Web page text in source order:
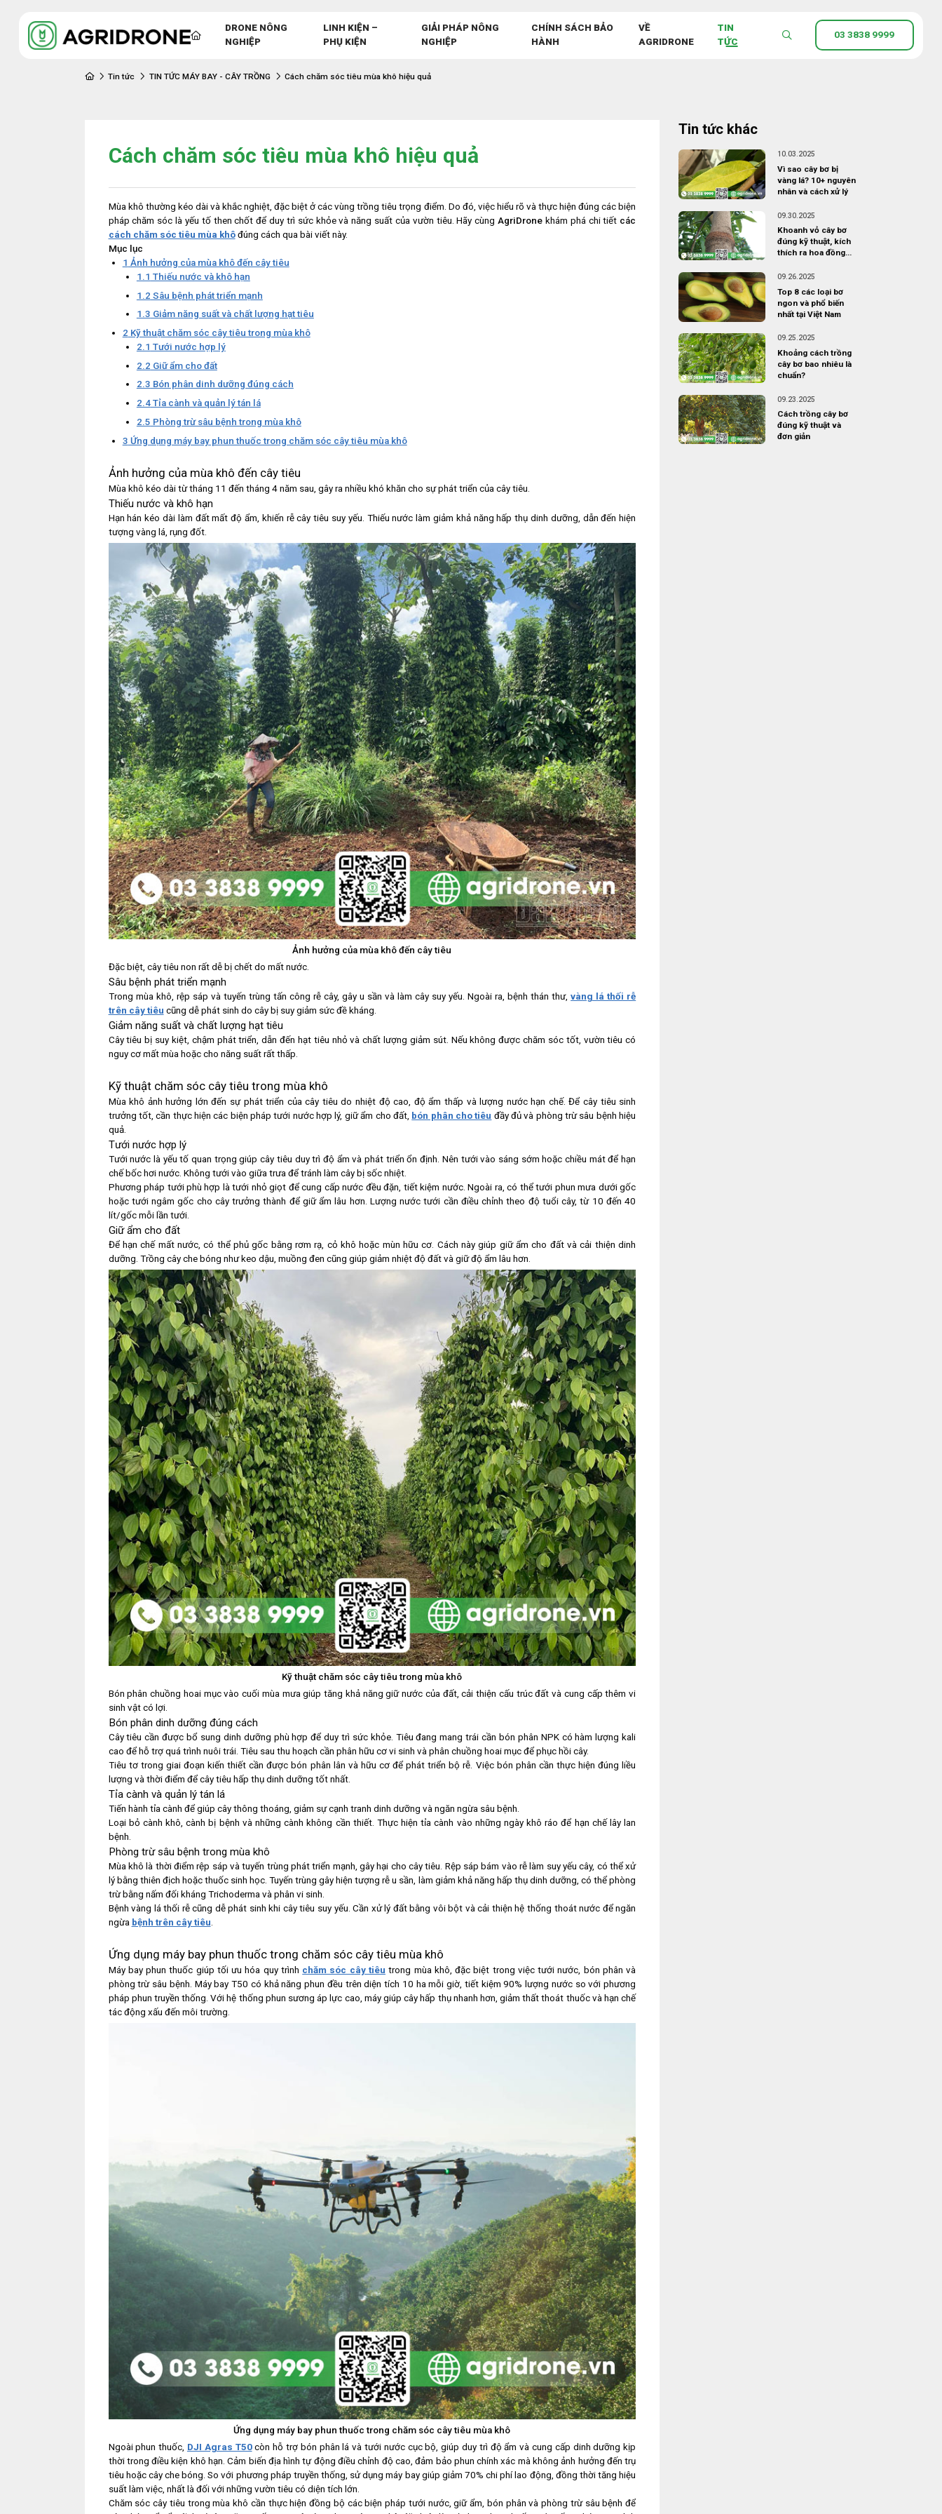
DRONE NÔNG
NGHIỆP
LINH KIỆN –
PHỤ KIỆN
GIẢI PHÁP NÔNG
NGHIỆP
CHÍNH SÁCH BẢO
HÀNH
VỀ
AGRIDRONE
TIN
TỨC
03 3838 9999
Tin tức TIN TỨC MÁY BAY - CÂY TRỒNG Cách chăm sóc tiêu mùa khô hiệu quả
Cách chăm sóc tiêu mùa khô hiệu quả
Mùa khô thường kéo dài và khắc nghiệt, đặc biệt ở các vùng trồng tiêu trọng điểm. Do đó, việc hiểu rõ và thực hiện đúng các biện
pháp chăm sóc là yếu tố then chốt để duy trì sức khỏe và năng suất của vườn tiêu. Hãy cùng AgriDrone khám phá chi tiết các
cách chăm sóc tiêu mùa khô đúng cách qua bài viết này.
Mục lục
1 Ảnh hưởng của mùa khô đến cây tiêu
1.1 Thiếu nước và khô hạn
1.2 Sâu bệnh phát triển mạnh
1.3 Giảm năng suất và chất lượng hạt tiêu
2 Kỹ thuật chăm sóc cây tiêu trong mùa khô
2.1 Tưới nước hợp lý
2.2 Giữ ẩm cho đất
2.3 Bón phân dinh dưỡng đúng cách
2.4Tỉa cành và quản lý tán lá
2.5 Phòng trừ sâu bệnh trong mùa khô
3 Ứng dụng máy bay phun thuốc trong chăm sóc cây tiêu mùa khô
Ảnh hưởng của mùa khô đến cây tiêu
Mùa khô kéo dài từ tháng 11 đến tháng 4 năm sau, gây ra nhiều khó khăn cho sự phát triển của cây tiêu.
Thiếu nước và khô hạn
Hạn hán kéo dài làm đất mất độ ẩm, khiến rễ cây tiêu suy yếu. Thiếu nước làm giảm khả năng hấp thụ dinh dưỡng, dẫn đến hiện
tượng vàng lá, rụng đốt.
Ảnh hưởng của mùa khô đến cây tiêu
Đặc biệt, cây tiêu non rất dễ bị chết do mất nước.
Sâu bệnh phát triển mạnh
Trong mùa khô, rệp sáp và tuyến trùng tấn công rễ cây, gây u sần và làm cây suy yếu. Ngoài ra, bệnh thán thư,vàng lá thối rễ
trên cây tiêu cũng dễ phát sinh do cây bị suy giảm sức đề kháng.
Giảm năng suất và chất lượng hạt tiêu
Cây tiêu bị suy kiệt, chậm phát triển, dẫn đến hạt tiêu nhỏ và chất lượng giảm sút. Nếu không được chăm sóc tốt, vườn tiêu có
nguy cơ mất mùa hoặc cho năng suất rất thấp.
Kỹ thuật chăm sóc cây tiêu trong mùa khô
Mùa khô ảnh hưởng lớn đến sự phát triển của cây tiêu do nhiệt độ cao, độ ẩm thấp và lượng nước hạn chế. Để cây tiêu sinh
trưởng tốt, cần thực hiện các biện pháp tưới nước hợp lý, giữ ẩm cho đất, bón phân cho tiêu đầy đủ và phòng trừ sâu bệnh hiệu
quả.
Tưới nước hợp lý
Tưới nước là yếu tố quan trọng giúp cây tiêu duy trì độ ẩm và phát triển ổn định. Nên tưới vào sáng sớm hoặc chiều mát để hạn
chế bốc hơi nước. Không tưới vào giữa trưa để tránh làm cây bị sốc nhiệt.
Phương pháp tưới phù hợp là tưới nhỏ giọt để cung cấp nước đều đặn, tiết kiệm nước. Ngoài ra, có thể tưới phun mưa dưới gốc
hoặc tưới ngâm gốc cho cây trưởng thành để giữ ẩm lâu hơn. Lượng nước tưới cần điều chỉnh theo độ tuổi cây, từ 10 đến 40
lít/gốc mỗi lần tưới.
Giữ ẩm cho đất
Để hạn chế mất nước, có thể phủ gốc bằng rơm rạ, cỏ khô hoặc mùn hữu cơ. Cách này giúp giữ ẩm cho đất và cải thiện dinh
dưỡng. Trồng cây che bóng như keo dậu, muồng đen cũng giúp giảm nhiệt độ đất và giữ độ ẩm lâu hơn.
Kỹ thuật chăm sóc cây tiêu trong mùa khô
Bón phân chuồng hoai mục vào cuối mùa mưa giúp tăng khả năng giữ nước của đất, cải thiện cấu trúc đất và cung cấp thêm vi
sinh vật có lợi.
Bón phân dinh dưỡng đúng cách
Cây tiêu cần được bổ sung dinh dưỡng phù hợp để duy trì sức khỏe. Tiêu đang mang trái cần bón phân NPK có hàm lượng kali
cao để hỗ trợ quá trình nuôi trái. Tiêu sau thu hoạch cần phân hữu cơ vi sinh và phân chuồng hoai mục để phục hồi cây.
Tiêu tơ trong giai đoạn kiến thiết cần được bón phân lân và hữu cơ để phát triển bộ rễ. Việc bón phân cần thực hiện đúng liều
lượng và thời điểm để cây tiêu hấp thụ dinh dưỡng tốt nhất.
Tỉa cành và quản lý tán lá
Tiến hành tỉa cành để giúp cây thông thoáng, giảm sự cạnh tranh dinh dưỡng và ngăn ngừa sâu bệnh.
Loại bỏ cành khô, cành bị bệnh và những cành không cần thiết. Thực hiện tỉa cành vào những ngày khô ráo để hạn chế lây lan
bệnh.
Phòng trừ sâu bệnh trong mùa khô
Mùa khô là thời điểm rệp sáp và tuyến trùng phát triển mạnh, gây hại cho cây tiêu. Rệp sáp bám vào rễ làm suy yếu cây, có thể xử
lý bằng thiên địch hoặc thuốc sinh học. Tuyến trùng gây hiện tượng rễ u sần, làm giảm khả năng hấp thụ dinh dưỡng, có thể phòng
trừ bằng nấm đối kháng Trichoderma và phân vi sinh.
Bệnh vàng lá thối rễ cũng dễ phát sinh khi cây tiêu suy yếu. Cần xử lý đất bằng vôi bột và cải thiện hệ thống thoát nước để ngăn
ngừa bệnh trên cây tiêu
Ứng dụng máy bay phun thuốc trong chăm sóc cây tiêu mùa khô
Máy bay phun thuốc giúp tối ưu hóa quy trình chăm sóc cây tiêu trong mùa khô, đặc biệt trong việc tưới nước, bón phân và
phòng trừ sâu bệnh. Máy bay T50 có khả năng phun đều trên diện tích 10 ha mỗi giờ, tiết kiệm 90% lượng nước so với phương
pháp phun truyền thống. Với hệ thống phun sương áp lực cao, máy giúp cây hấp thụ nhanh hơn, giảm thất thoát thuốc và hạn chế
tác động xấu đến môi trường.
Ứng dụng máy bay phun thuốc trong chăm sóc cây tiêu mùa khô
Ngoài phun thuốc, DJI Agras T50còn hỗ trợ bón phân lá và tưới nước cục bộ, giúp duy trì độ ẩm và cung cấp dinh dưỡng kịp
thời trong điều kiện khô hạn. Cảm biến địa hình tự động điều chỉnh độ cao, đảm bảo phun chính xác mà không ảnh hưởng đến trụ
tiêu hoặc cây che bóng. So với phương pháp truyền thống, sử dụng máy bay giúp giảm 70% chi phí lao động, đồng thời tăng hiệu
suất làm việc, nhất là đối với những vườn tiêu có diện tích lớn.
Chăm sóc cây tiêu trong mùa khô cần thực hiện đồng bộ các biện pháp tưới nước, giữ ẩm, bón phân và phòng trừ sâu bệnh để
Tin tức khác
10.03.2025
Vì sao cây bơ bị
vàng lá? 10+ nguyên
nhân và cách xử lý
09.30.2025
Khoanh vỏ cây bơ
đúng kỹ thuật, kích
thích ra hoa đồng
09.26.2025
Top 8 các loại bơ
ngon và phổ biến
nhất tại Việt Nam
09.25.2025
Khoảng cách trồng
cây bơ bao nhiêu là
chuẩn?
09.23.2025
Cách trồng cây bơ
đúng kỹ thuật và
đơn giản